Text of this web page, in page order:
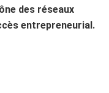
des réseaux
entrepreneurial.